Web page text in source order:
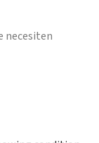
necesiten